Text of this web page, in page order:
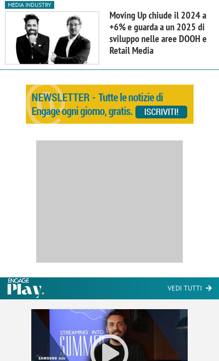
MEDIA INDUSTRY
Moving Up chiude il 2024 a
+6% e guarda a un 2025 di
sviluppo nelle aree DOOH e
Retail Media
VEDI TUTTI